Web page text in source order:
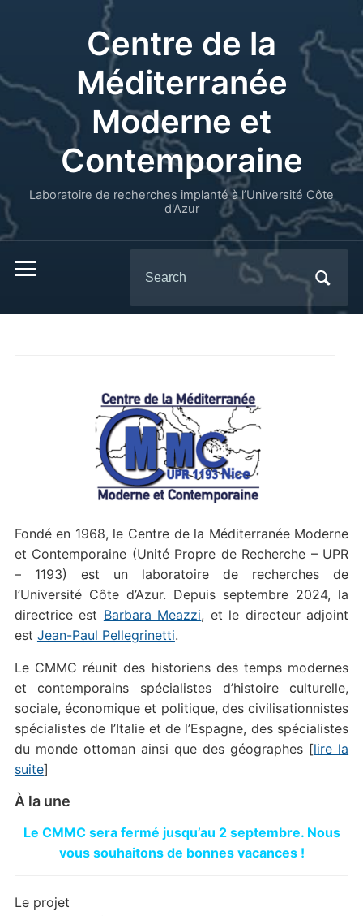
Centre de la
Méditerranée
Moderne et
Contemporaine
Laboratoire de recherches implanté à l’Université Côte
d'Azur
for:
Fondé en 1968, le Centre de la Méditerranée Moderne
et Contemporaine (Unité Propre de Recherche – UPR
– 1193) est un laboratoire de recherches de
l’Université Côte d’Azur. Depuis septembre 2024, la
directrice est Barbara Meazzi, et le directeur adjoint
est Jean-Paul Pellegrinetti.
Le CMMC réunit des historiens des temps modernes
et contemporains spécialistes d’histoire culturelle,
sociale, économique et politique, des civilisationnistes
spécialistes de l’Italie et de l’Espagne, des spécialistes
du monde ottoman ainsi que des géographes [lire la
suite]
À la une
Le CMMC sera fermé jusqu’au 2 septembre. Nous
vous souhaitons de bonnes vacances !
Le projet